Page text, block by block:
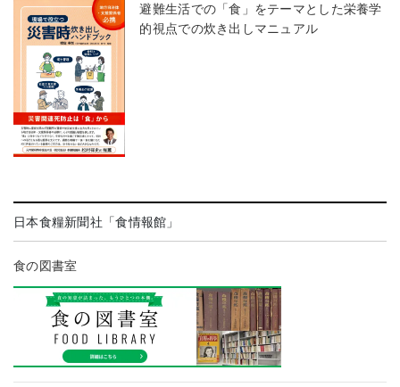
避難生活での「食」をテーマとした栄養学
的視点での炊き出しマニュアル
日本食糧新聞社「食情報館」
食の図書室